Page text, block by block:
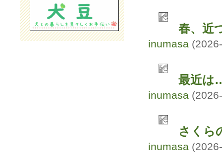
春、近
inumasa
最近は
inumasa
さくら
inumasa